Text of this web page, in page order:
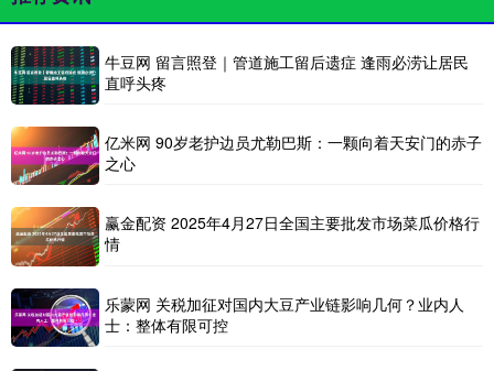
牛豆网 留言照登｜管道施工留后遗症 逢雨必涝让居民
直呼头疼
亿米网 90岁老护边员尤勒巴斯：一颗向着天安门的赤子
之心
赢金配资 2025年4月27日全国主要批发市场菜瓜价格行
情
乐蒙网 关税加征对国内大豆产业链影响几何？业内人
士：整体有限可控